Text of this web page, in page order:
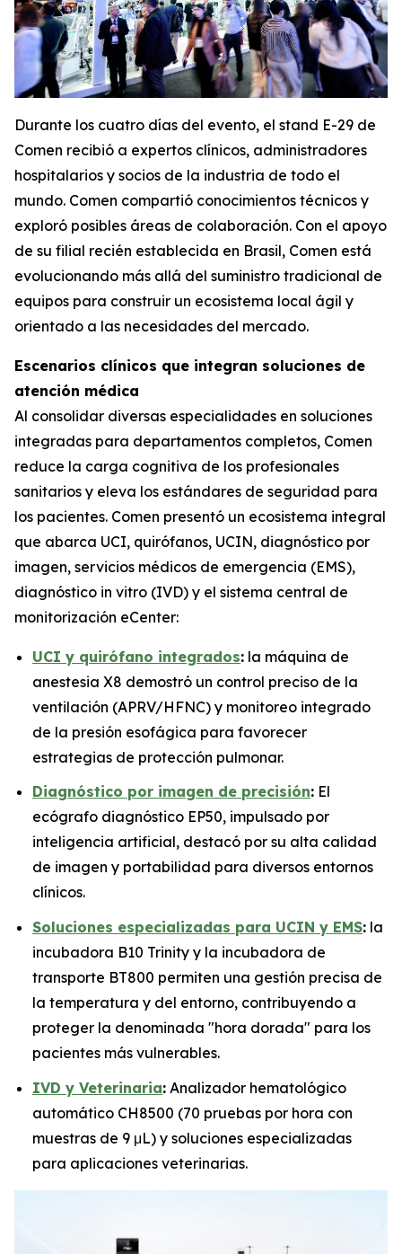
Durante los cuatro días del evento, el stand E-29 de
Comen recibió a expertos clínicos, administradores
hospitalarios y socios de la industria de todo el
mundo. Comen compartió conocimientos técnicos y
exploró posibles áreas de colaboración. Con el apoyo
de su filial recién establecida en Brasil, Comen está
evolucionando más allá del suministro tradicional de
equipos para construir un ecosistema local ágil y
orientado a las necesidades del mercado.
Escenarios clínicos que integran soluciones de
atención médica
Al consolidar diversas especialidades en soluciones
integradas para departamentos completos, Comen
reduce la carga cognitiva de los profesionales
sanitarios y eleva los estándares de seguridad para
los pacientes. Comen presentó un ecosistema integral
que abarca UCI, quirófanos, UCIN, diagnóstico por
imagen, servicios médicos de emergencia (EMS),
diagnóstico in vitro (IVD) y el sistema central de
monitorización eCenter:
UCI y quirófano integrados: la máquina de
anestesia X8 demostró un control preciso de la
ventilación (APRV/HFNC) y monitoreo integrado
de la presión esofágica para favorecer
estrategias de protección pulmonar.
Diagnóstico por imagen de precisión: El
ecógrafo diagnóstico EP50, impulsado por
inteligencia artificial, destacó por su alta calidad
de imagen y portabilidad para diversos entornos
clínicos.
Soluciones especializadas para UCIN y EMS: la
incubadora B10 Trinity y la incubadora de
transporte BT800 permiten una gestión precisa de
la temperatura y del entorno, contribuyendo a
proteger la denominada "hora dorada" para los
pacientes más vulnerables.
IVD y Veterinaria: Analizador hematológico
automático CH8500 (70 pruebas por hora con
muestras de 9 μL) y soluciones especializadas
para aplicaciones veterinarias.